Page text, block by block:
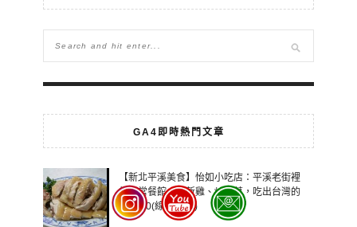
GA4即時熱門文章
【新北平溪美食】怡如小吃店：平溪老街裡
的家常餐館，白斬雞、炒珠蔥，吃出台灣的
野味 10(線上：19)